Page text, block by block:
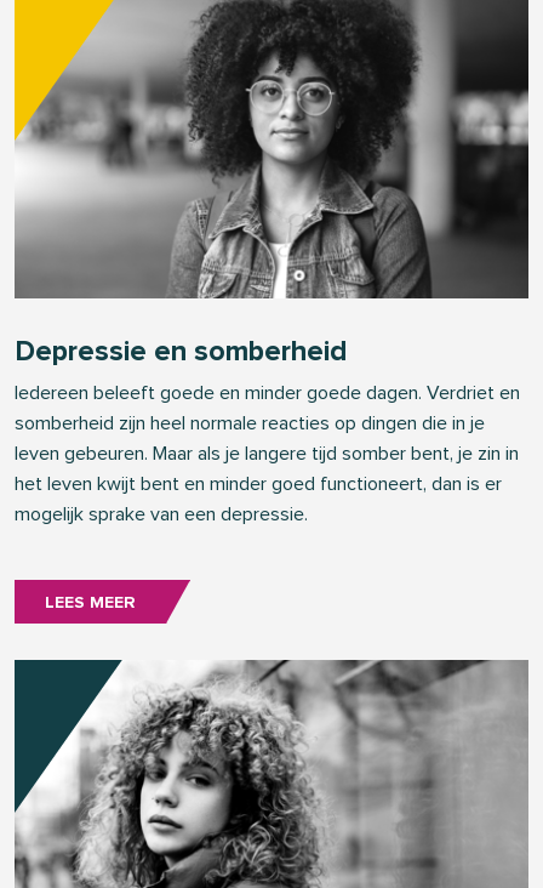
Depressie en somberheid
Iedereen beleeft goede en minder goede dagen. Verdriet en
somberheid zijn heel normale reacties op dingen die in je
leven gebeuren. Maar als je langere tijd somber bent, je zin in
het leven kwijt bent en minder goed functioneert, dan is er
mogelijk sprake van een depressie.
LEES MEER